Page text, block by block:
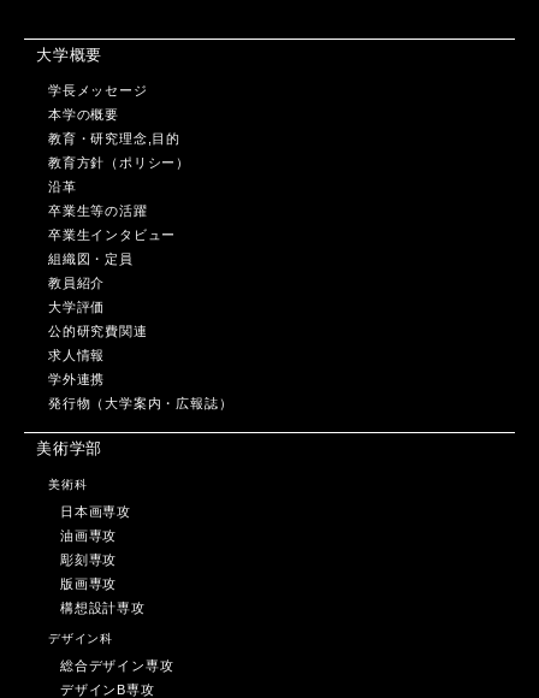
大学概要
学長メッセージ
本学の概要
教育・研究理念,目的
教育方針（ポリシー）
沿革
卒業生等の活躍
卒業生インタビュー
組織図・定員
教員紹介
大学評価
公的研究費関連
求人情報
学外連携
発行物（大学案内・広報誌）
美術学部
美術科
日本画専攻
油画専攻
彫刻専攻
版画専攻
構想設計専攻
デザイン科
総合デザイン専攻
デザインB専攻